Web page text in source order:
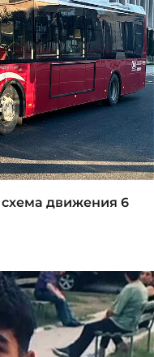
движения 6